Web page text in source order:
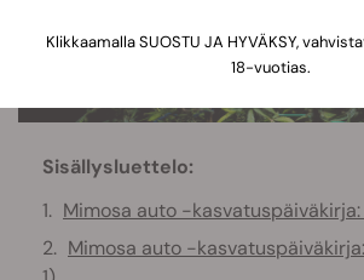
Sisällysluettelo:
Mimosa auto -
Mimosa auto -
Klikkaamalla SUOSTU JA HYVÄKSY,
18-vuotias.